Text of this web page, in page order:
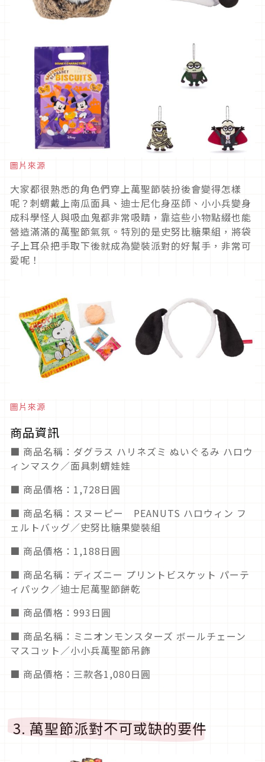
圖片來源
大家都很熟悉的角色們穿上萬聖節裝扮後會變得怎樣
呢？刺蝟戴上南瓜面具、迪士尼化身巫師、小小兵變身
成科學怪人與吸血鬼都非常吸睛，靠這些小物點綴也能
營造滿滿的萬聖節氣氛。特別的是史努比糖果組，將袋
子上耳朵把手取下後就成為變裝派對的好幫手，非常可
愛呢！
圖片來源
商品資訊
■ 商品名稱：ダグラス ハリネズミ ぬいぐるみ ハロウ
ィンマスク／面具刺蝟娃娃
■ 商品價格：1,728日圓
■ 商品名稱：スヌーピー PEANUTS ハロウィン フ
ェルトバッグ／史努比糖果變裝組
■ 商品價格：1,188日圓
■ 商品名稱：ディズニー プリントビスケット パーテ
ィパック／迪士尼萬聖節餅乾
■ 商品價格：993日圓
■ 商品名稱：ミニオンモンスターズ ボールチェーン
マスコット／小小兵萬聖節吊飾
■ 商品價格：三款各1,080日圓
3. 萬聖節派對不可或缺的要件